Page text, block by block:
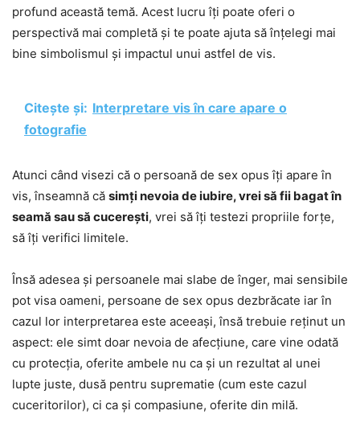
profund această temă. Acest lucru îți poate oferi o
perspectivă mai completă și te poate ajuta să înțelegi mai
bine simbolismul și impactul unui astfel de vis.
Citește și: Interpretare vis în care apare o
fotografie
Atunci când visezi că o persoană de sex opus îți apare în
vis, înseamnă că simți nevoia de iubire, vrei să fii bagat în
seamă sau să cucerești, vrei să îți testezi propriile forțe,
să îți verifici limitele.
Însă adesea și persoanele mai slabe de înger, mai sensibile
pot visa oameni, persoane de sex opus dezbrăcate iar în
cazul lor interpretarea este aceeași, însă trebuie reținut un
aspect: ele simt doar nevoia de afecțiune, care vine odată
cu protecția, oferite ambele nu ca și un rezultat al unei
lupte juste, dusă pentru suprematie (cum este cazul
cuceritorilor), ci ca și compasiune, oferite din milă.